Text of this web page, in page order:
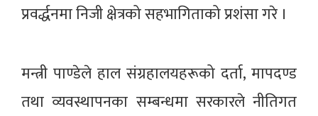
प्रवर्द्धनमा निजी क्षेत्रको सहभागिताको प्रशंसा गरे ।
मन्त्री पाण्डेले हाल संग्रहालयहरूको दर्ता, मापदण्ड
तथा व्यवस्थापनका सम्बन्धमा सरकारले नीतिगत